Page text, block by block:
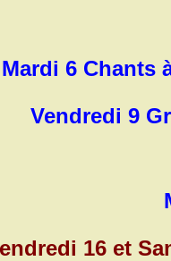
Mardi 6 Chants
Vendredi 9
16 et